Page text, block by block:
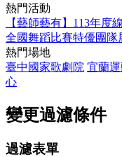
熱門活動
【藝師藝有】113年度
全國舞蹈比賽特優團隊
熱門場地
臺中國家歌劇院 宜蘭
心
變更過濾條件
過濾表單